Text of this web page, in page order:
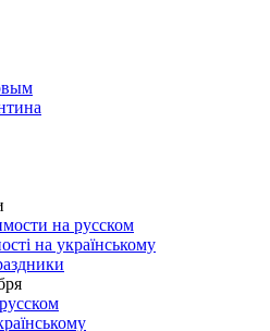
на русском
на українському